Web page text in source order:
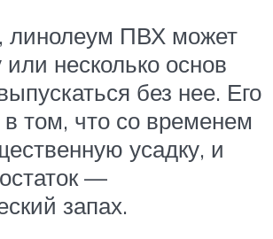
линолеум ПВХ может
несколько основ
без нее. Его
в том, что со временем
усадку, и
—
запах.